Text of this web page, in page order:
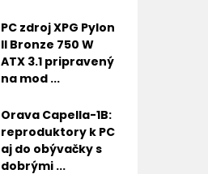
PC zdroj XPG Pylon
II Bronze 750 W
ATX 3.1 pripravený
na mod ...
Orava Capella-1B:
reproduktory k PC
aj do obývačky s
dobrými ...